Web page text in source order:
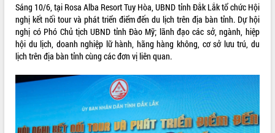
SỞ, BAN, NGÀNH
UBND CÁC XÃ, PHƯỜNG
VĂN BẢN HĐND TỈNH
Sáng 10/6, tại Rosa Alba Resort Tuy Hòa, UBND tỉnh Đắk Lắk tổ chức Hội
nghị kết nối tour và phát triển điểm đến du lịch trên địa bàn tỉnh. Dự hội
nghị có Phó Chủ tịch UBND tỉnh Đào Mỹ; lãnh đạo các sở, ngành, hiệp
hội du lịch, doanh nghiệp lữ hành, hãng hàng không, cơ sở lưu trú, du
lịch trên địa bàn tỉnh cùng các đơn vị liên quan.